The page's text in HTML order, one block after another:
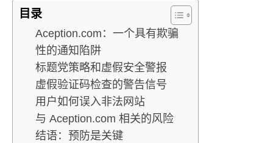
目录
Aception.com：一个具有欺骗
性的通知陷阱
标题党策略和虚假安全警报
虚假验证码检查的警告信号
用户如何误入非法网站
与 Aception.com 相关的风险
结语：预防是关键